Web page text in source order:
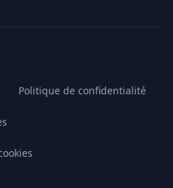
Politique de confidentialité